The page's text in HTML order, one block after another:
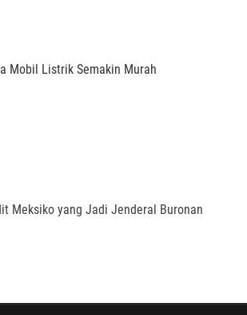
Mobil Listrik Semakin Murah
Meksiko yang Jadi Jenderal Buronan